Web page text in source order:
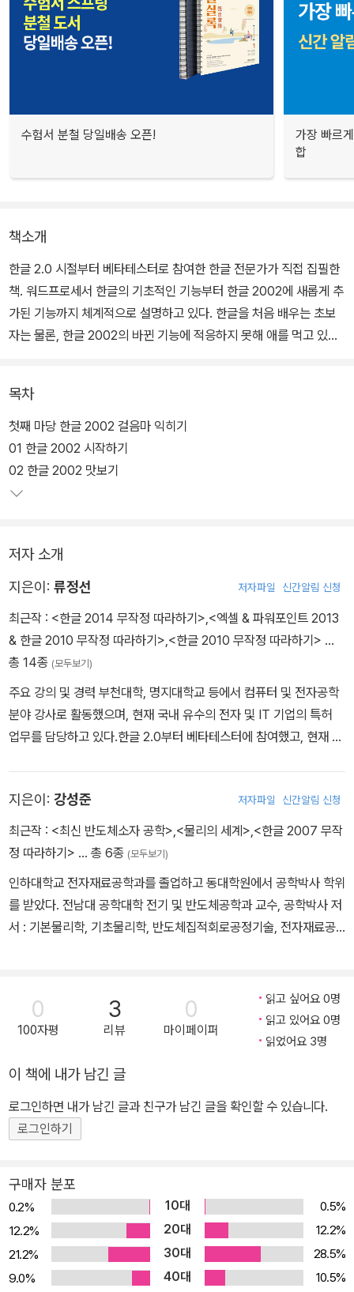
수험서 분철 당일배송 오픈!
가장 빠르
합
책소개
한글 2.0 시절부터 베타테스터로 참여한 한글 전문가가 직접 집필한
책. 워드프로세서 한글의 기초적인 기능부터 한글 2002에 새롭게 추
가된 기능까지 체계적으로 설명하고 있다. 한글을 처음 배우는 초보
자는 물론, 한글 2002의 바뀐 기능에 적응하지 못해 애를 먹고 있는
이 책에는 기본적인 한글 사용법에서부터 그림 삽입, 다단 편집 기능
을 이용한 리포트 작성부터 소식지, 가족 신문 등의 고난도 문서 작성
까지 다루고 있다. 특히 한글 문서에서 표를 만들고 다루는 모든 방법
설명하고 단행본 서적, 잡지에서 자주 쓰는 편집 노하우를 모두 공개
한다.
목차
첫째 마당 한글 2002 걸음마 익히기
01 한글 2002 시작하기
02 한글 2002 맛보기
저자 소개
지은이: 류정선 저자파일 신간알림 신청
최근작 : <한글 2014 무작정 따라하기>,<엑셀 & 파워포인트 2013
& 한글 2010 무작정 따라하기>,<한글 2010 무작정 따라하기> …
총 14종 (모두보기)
주요 강의 및 경력 부천대학, 명지대학교 등에서 컴퓨터 및 전자공학
분야 강사로 활동했으며, 현재 국내 유수의 전자 및 IT 기업의 특허
업무를 담당하고 있다.한글 2.0부터 베타테스터에 참여했고, 현재 한
한글 및 인터넷 관련 단행본을 집필하였다. 주요 저서 《엑셀&파워포
인트2013+한글2010 무작정 따라하기》 《한글 무작정 따라하기》 시
리즈 (97~2010) 《우리 부모님을 위한 한글 2007 무작정 따라하
수 (iamshorty@gmail.com)
지은이: 강성준 저자파일 신간알림 신청
최근작 : <최신 반도체소자 공학>,<물리의 세계>,<한글 2007 무작
정 따라하기> … 총 6종 (모두보기)
인하대학교 전자재료공학과를 졸업하고 동대학원에서 공학박사 학위
를 받았다. 전남대 공학대학 전기 및 반도체공학과 교수, 공학박사 저
서 : 기본물리학, 기초물리학, 반도체집적회로공정기술, 전자재료공
0
100자평
3
리뷰
0
마이페이퍼
읽고 싶어요 0명
읽고 있어요 0명
읽었어요 3명
이 책에 내가 남긴 글
로그인하면 내가 남긴 글과 친구가 남긴 글을 확인할 수 있습니다.
로그인하기
구매자 분포
0.2% 10대
0.5%
12.2%
20대
12.2%
21.2%
30대
28.5%
9.0%
40대
10.5%